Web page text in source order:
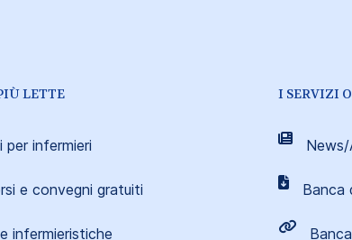
LETTE
per infermieri
e convegni gratuiti
infermieristiche
I SERVIZI
Banca